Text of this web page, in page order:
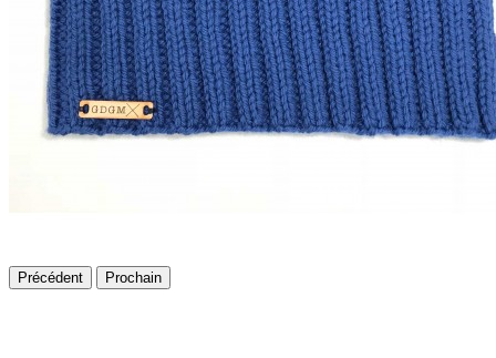
Précédent Prochain